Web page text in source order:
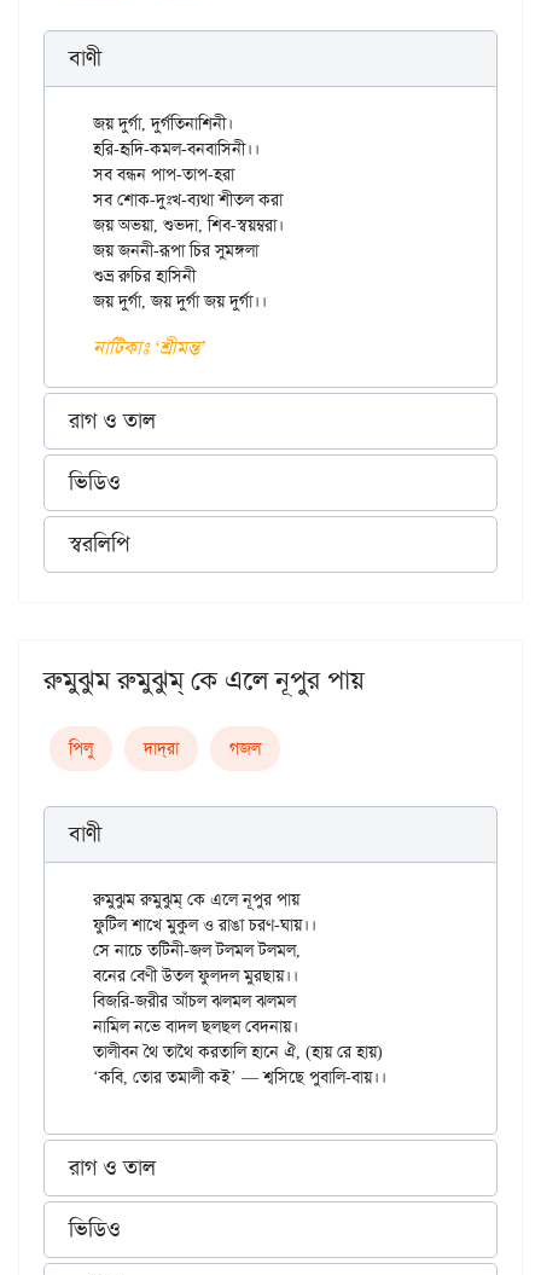
বাণী
জয় দুর্গা, দুর্গতিনাশিনী।
হরি-হৃদি-কমল-বনবাসিনী।।
সব বন্ধন পাপ-তাপ-হরা
সব শোক-দুঃখ-ব্যথা শীতল করা
জয় অভয়া, শুভদা, শিব-স্বয়ম্বরা।
জয় জননী-রূপা চির সুমঙ্গলা
শুভ্র রুচির হাসিনী
জয় দুর্গা, জয় দুর্গা জয় দুর্গা।।
নাটিকাঃ ‘শ্রীমন্ত’
রাগ ও তাল
ভিডিও
স্বরলিপি
রুমুঝুম রুমুঝুম্ কে এলে নূপুর পায়
পিলু দাদ্‌রা গজল
বাণী
রুমুঝুম রুমুঝুম্ কে এলে নূপুর পায়
ফুটিল শাখে মুকুল ও রাঙা চরণ-ঘায়।।
সে নাচে তটিনী-জল টলমল টলমল,
বনের বেণী উতল ফুলদল মুরছায়।।
বিজরি-জরীর আঁচল ঝলমল ঝলমল
নামিল নভে বাদল ছলছল বেদনায়।
তালীবন থৈ তাথৈ করতালি হানে ঐ, (হায় রে হায়)
রাগ ও তাল
ভিডিও